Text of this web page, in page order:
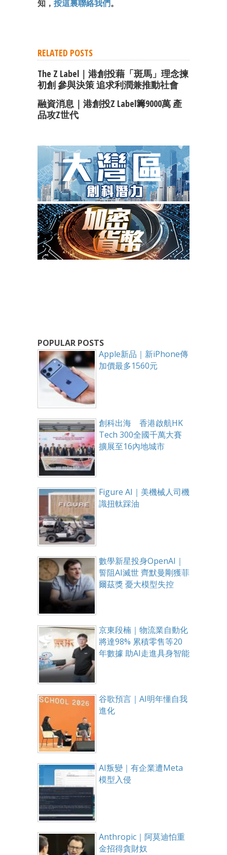
知， 按這裏聯絡我們。
RELATED POSTS
The Z Label｜港創投藉「斑馬」理念揀
初創 參與決策 追求利潤兼推動社會
融資消息｜港創投Z Label籌9000萬 產
品攻Z世代
POPULAR POSTS
Apple新品｜新iPhone傳
加價最多1560元
創科出海 香港啟航HK
Tech 300全國千萬大賽
擴展至16內地城市
Figure AI｜美機械人司機
識扭軚踩油
數學新星投身OpenAI｜
誓阻AI滅世 齊默曼剛獲菲
爾茲獎 憂大模型失控
京東段楠｜物流業自動化
將達98% 累積零售等20
年數據 助AI走進具身智能
谷歌預言｜AI明年懂自我
進化
AI叛變｜有企業遭Meta
模型入侵
Anthropic｜阿莫迪怕重
金招得貪財奴